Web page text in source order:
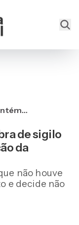
da de sigilo
da
não houve
e decide não